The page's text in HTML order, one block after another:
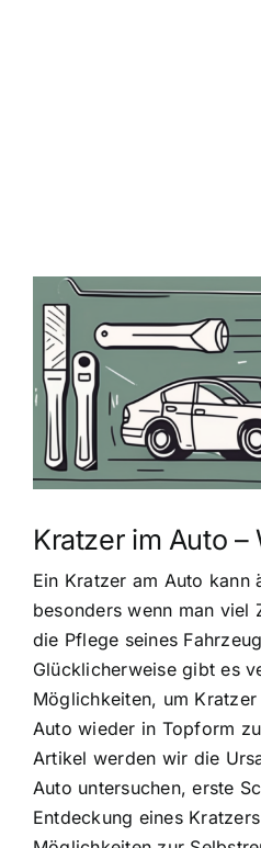
Zeige
grösseres
Bild
Kratzer im Auto –
Ein Kratzer am Auto kann
besonders wenn man viel
die Pflege seines
Glücklicherweise gibt es
Möglichkeiten, um
Auto wieder in Topform
Artikel werden wir die
Auto untersuchen, erste
Entdeckung eines